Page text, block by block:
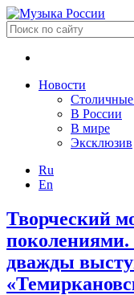
Новости
Столичные
В России
В мире
Эксклюзив
Ru
En
Творческий
дважды